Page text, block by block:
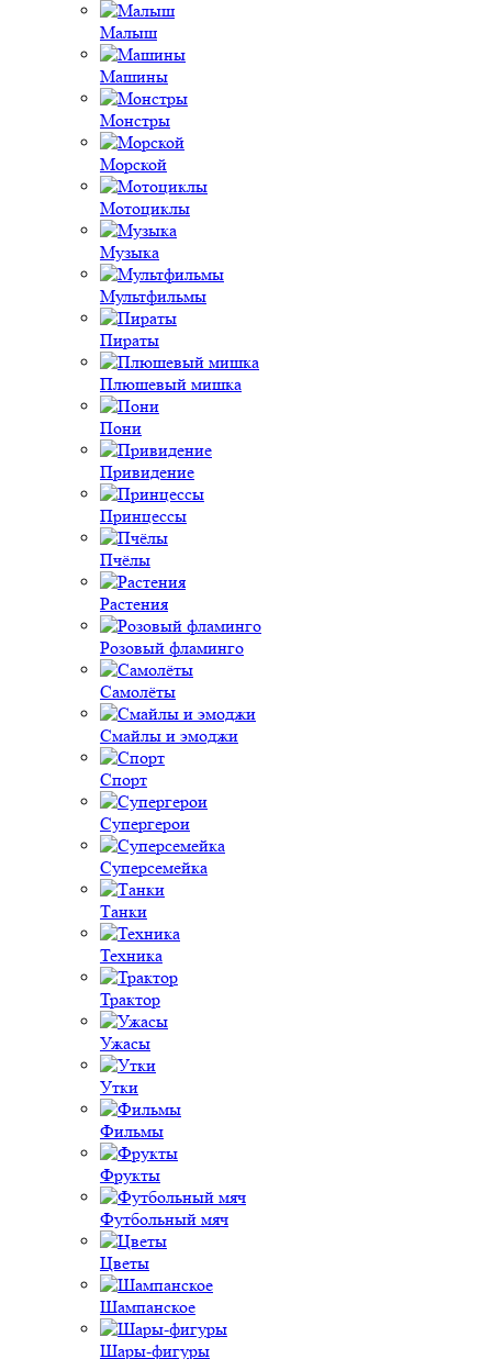
Малыш
Машины
Монстры
Морской
Мотоциклы
Музыка
Мультфильмы
Пираты
Плюшевый мишка
Пони
Привидение
Принцессы
Пчёлы
Растения
Розовый фламинго
Самолёты
Смайлы и эмоджи
Спорт
Супергерои
Суперсемейка
Танки
Техника
Трактор
Ужасы
Утки
Фильмы
Фрукты
Футбольный мяч
Цветы
Шампанское
Шары-фигуры